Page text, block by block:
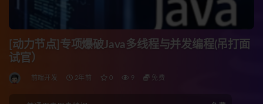
[动力节点]专项爆破Java多线程与并发编程(吊打面
试官）
前端开发 2年前 0 9 免费